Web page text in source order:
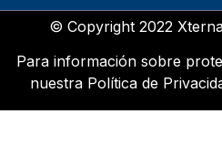
© Copyright 2022
Para información sobre
nuestra Política de